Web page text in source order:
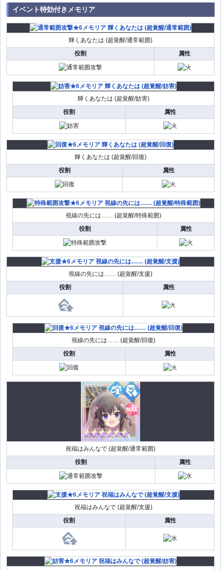
イベント特効付きメモリア
輝くあなたは (超覚醒/通常範囲)
役割
属性
輝くあなたは (超覚醒/妨害)
役割
属性
輝くあなたは (超覚醒/回復)
役割
属性
視線の先には…… (超覚醒/特殊範囲)
役割
属性
視線の先には…… (超覚醒/支援)
役割
属性
視線の先には…… (超覚醒/回復)
役割
属性
祝福はみんなで (超覚醒/通常範囲)
役割
属性
祝福はみんなで (超覚醒/支援)
役割
属性